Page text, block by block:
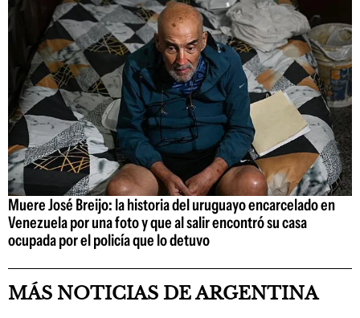
Muere José Breijo: la historia del uruguayo encarcelado en
Venezuela por una foto y que al salir encontró su casa
ocupada por el policía que lo detuvo
MÁS NOTICIAS DE ARGENTINA